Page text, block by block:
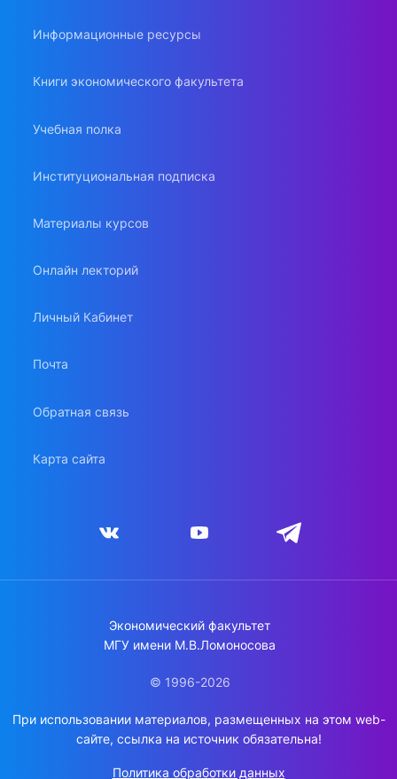
Информационные ресурсы
Книги экономического факультета
Учебная полка
Институциональная подписка
Материалы курсов
Онлайн лекторий
Личный Кабинет
Почта
Обратная связь
Карта сайта
Экономический факультет
МГУ имени М.В.Ломоносова
© 1996-2026
При использовании материалов, размещенных на этом web-
сайте, ссылка на источник обязательна!
Политика обработки данных